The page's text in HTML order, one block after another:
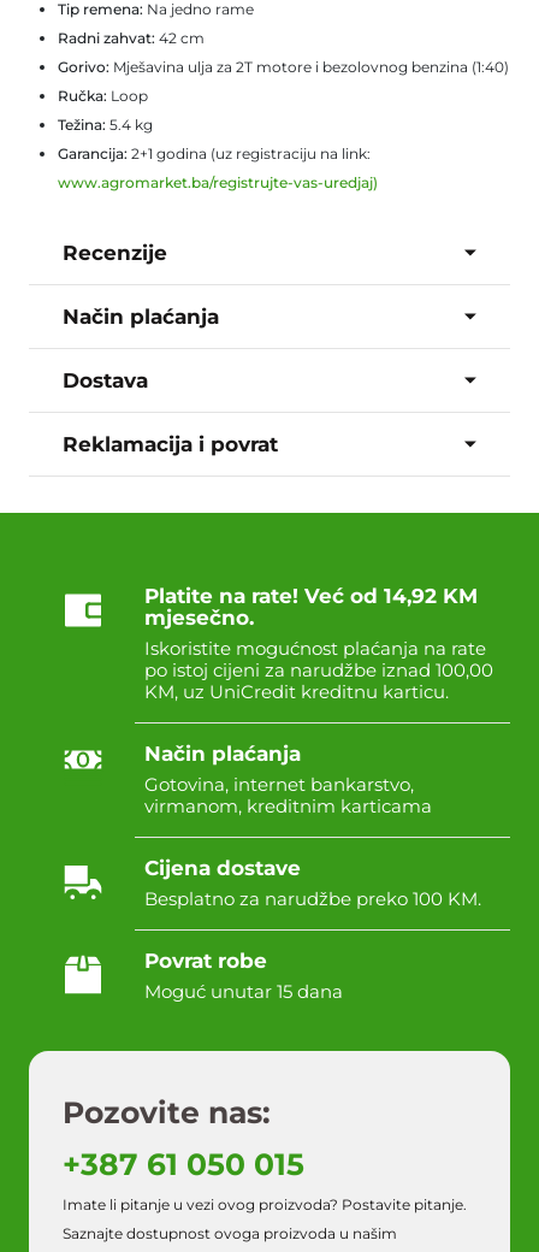
Tip remena: Na jedno rame
Radni zahvat: 42 cm
Gorivo: Mješavina ulja za 2T motore i bezolovnog benzina (1:40)
Ručka: Loop
Težina: 5.4 kg
Garancija: 2+1 godina (uz registraciju na link:
www.agromarket.ba/registrujte-vas-uredjaj)
Recenzije
Način plaćanja
Dostava
Reklamacija i povrat
Platite na rate! Već od 14,92 KM
mjesečno.
Iskoristite mogućnost plaćanja na rate
po istoj cijeni za narudžbe iznad 100,00
KM, uz UniCredit kreditnu karticu.
Način plaćanja
Gotovina, internet bankarstvo,
virmanom, kreditnim karticama
Cijena dostave
Besplatno za narudžbe preko 100 KM.
Povrat robe
Moguć unutar 15 dana
Pozovite nas:
+387 61 050 015
Imate li pitanje u vezi ovog proizvoda? Postavite pitanje.
Saznajte dostupnost ovoga proizvoda u našim